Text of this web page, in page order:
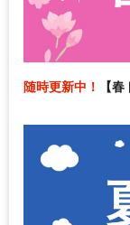
随時更新中！ 【